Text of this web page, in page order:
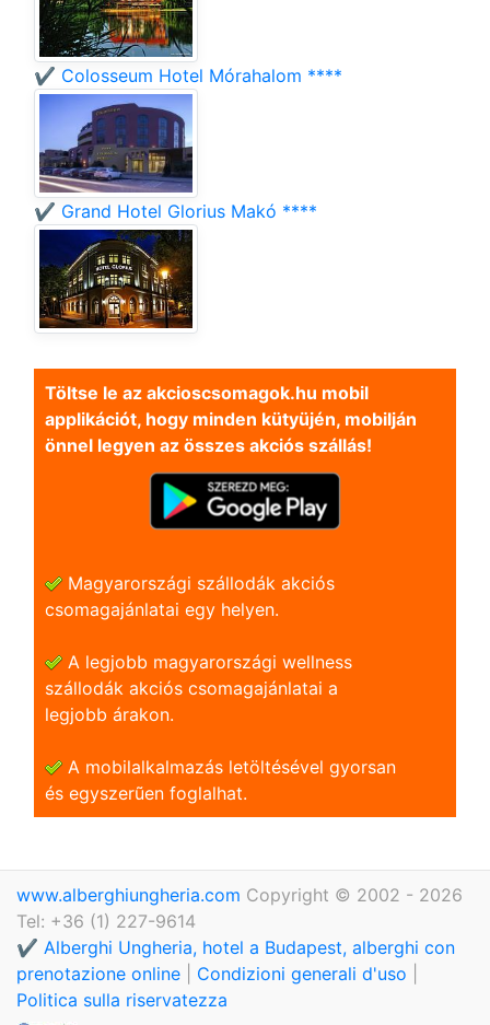
✔️ Colosseum Hotel Mórahalom ****
✔️ Grand Hotel Glorius Makó ****
Töltse le az akcioscsomagok.hu mobil
applikációt, hogy minden kütyüjén, mobilján
önnel legyen az összes akciós szállás!
Magyarországi szállodák akciós
csomagajánlatai egy helyen.
A legjobb magyarországi wellness
szállodák akciós csomagajánlatai a
legjobb árakon.
A mobilalkalmazás letöltésével gyorsan
és egyszerũen foglalhat.
www.alberghiungheria.com Copyright © 2002 - 2026
Tel: +36 (1) 227-9614
✔️ Alberghi Ungheria, hotel a Budapest, alberghi con
prenotazione online
Condizioni generali d'uso
Politica sulla riservatezza